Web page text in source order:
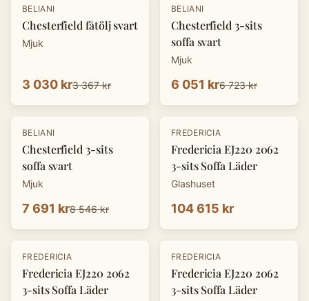
-10 %
BELIANI
Chesterfield fåtölj svart
Mjuk
3 030 kr3 367 kr
-10 %
BELIANI
Chesterfield 3-sits
soffa svart
Mjuk
6 051 kr6 723 kr
-10 %
BELIANI
Chesterfield 3-sits
soffa svart
Mjuk
7 691 kr8 546 kr
FREDERICIA
Fredericia EJ220 2062
3-sits Soffa Läder
Glashuset
104 615 kr
FREDERICIA
Fredericia EJ220 2062
3-sits Soffa Läder
FREDERICIA
Fredericia EJ220 2062
3-sits Soffa Läder